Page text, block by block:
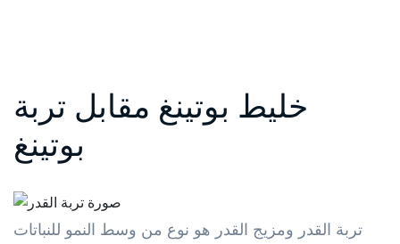
خليط بوتينغ مقابل تربة
بوتينغ
تربة القدر ومزيج القدر هو نوع من وسط النمو للنباتات